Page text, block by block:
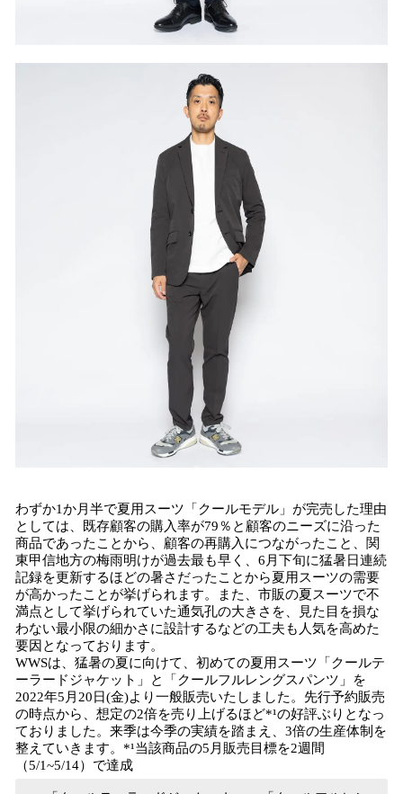
わずか1か月半で夏用スーツ「クールモデル」が完売した理由
としては、既存顧客の購入率が79％と顧客のニーズに沿った
商品であったことから、顧客の再購入につながったこと、関
東甲信地方の梅雨明けが過去最も早く、6月下旬に猛暑日連続
記録を更新するほどの暑さだったことから夏用スーツの需要
が高かったことが挙げられます。また、市販の夏スーツで不
満点として挙げられていた通気孔の大きさを、見た目を損な
わない最小限の細かさに設計するなどの工夫も人気を高めた
要因となっております。
WWSは、猛暑の夏に向けて、初めての夏用スーツ「クールテ
ーラードジャケット」と「クールフルレングスパンツ」を
2022年5月20日(金)より一般販売いたしました。先行予約販売
の時点から、想定の2倍を売り上げるほど*¹の好評ぶりとなっ
ておりました。来季は今季の実績を踏まえ、3倍の生産体制を
整えていきます。*¹当該商品の5月販売目標を2週間
（5/1~5/14）で達成